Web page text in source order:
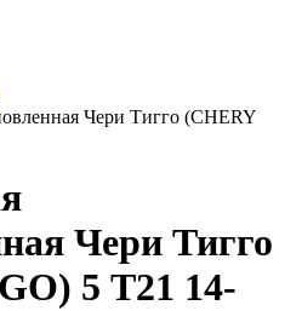
Чери Тигго (CHERY
Чери Тигго
5 T21 14-